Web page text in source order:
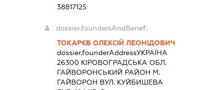
38817125
dossier.foundersAndBenef:
ТОКАРЄВ ОЛЕКСІЙ ЛЕОНІДОВИЧ
dossier.founderAddressУКРАЇНА
26300 КIРОВОГРАДСЬКА ОБЛ.
ГАЙВОРОНСЬКИЙ РАЙОН М.
ГАЙВОРОН ВУЛ. КУЙБИШЕВА